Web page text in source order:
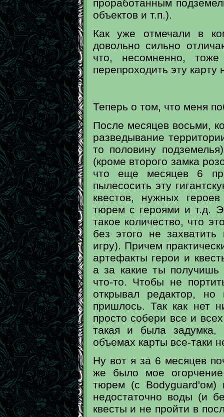
проработанным
объектов и т.п.).
Как уже отмечали в
довольно сильно
что, несомненно,
перепроходить эту карту
Теперь о том, что меня
После месяцев восьми,
разведывание
то половину
(кроме второго замка
что еще месяцев 6
пылесосить эту
квестов, нужных
тюрем с героями и т.д.
такое количество, что
без этого не
игру). Причем
артефакты герои и
а за какие ты
что-то. Чтобы не
открывал редактор,
пришлось. Так как нет
просто собери все и
такая и была задумка,
объемах карты все-таки
Ну вот я за 6 месяцев
же было мое
тюрем (с Bodyguard'ом)
недостаточно воды (и
квесты и не пройти в